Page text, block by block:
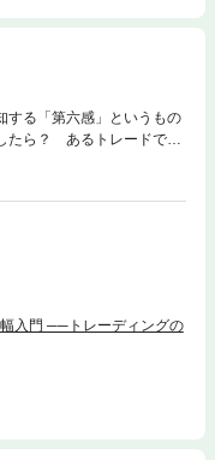
する「第六感」というもの
たら？ あるトレードで大
その損失点を正確に見積
点を正確に見積もること―
可能なのだろうか。答え
るのがMAE（最大逆行
に損失点を特定すること
。この強力なトレーディ
ニカルエディターでもある
している。 MAEによる損
正しい動きをしているか
言う。仕掛けのポイント
定の期間にわたって規則
入門 ──トレーディングの